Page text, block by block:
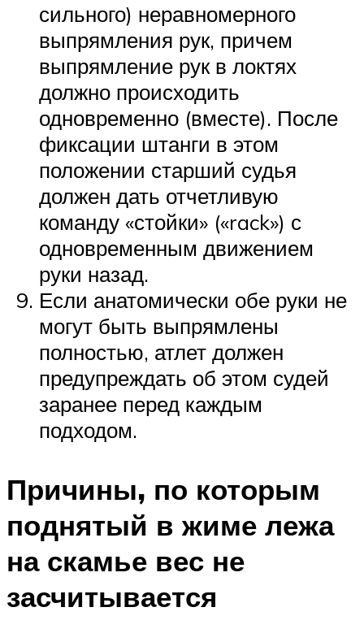
сильного) неравномерного
выпрямления рук, причем
выпрямление рук в локтях
должно происходить
одновременно (вместе). После
фиксации штанги в этом
положении старший судья
должен дать отчетливую
команду «стойки» («rack») с
одновременным движением
руки назад.
Если анатомически обе руки не
могут быть выпрямлены
полностью, атлет должен
предупреждать об этом судей
заранее перед каждым
подходом.
Причины, по которым
поднятый в жиме лежа
на скамье вес не
засчитывается